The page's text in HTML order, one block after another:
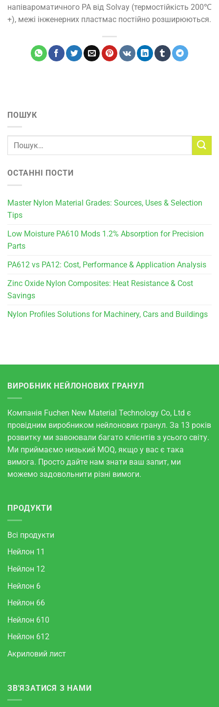
напівароматичного PA від Solvay (термостійкість 200℃
+), межі інженерних пластмас постійно розширюються.
ПОШУК
ОСТАННІ ПОСТИ
Master Nylon Material Grades: Sources, Uses & Selection
Tips
Low Moisture PA610 Mods 1.2% Absorption for Precision
Parts
PA612 vs PA12: Cost, Performance & Application Analysis
Zinc Oxide Nylon Composites: Heat Resistance & Cost
Savings
Nylon Profiles Solutions for Machinery, Cars and Buildings
ВИРОБНИК НЕЙЛОНОВИХ ГРАНУЛ
Компанія Fuchen New Material Technology Co, Ltd є
провідним виробником нейлонових гранул. За 13 років
розвитку ми завоювали багато клієнтів з усього світу.
Ми приймаємо низький MOQ, якщо у вас є така
вимога. Просто дайте нам знати ваш запит, ми
можемо задовольнити різні вимоги.
ПРОДУКТИ
Всі продукти
Нейлон 11
Нейлон 12
Нейлон 6
Нейлон 66
Нейлон 610
Нейлон 612
Акриловий лист
ЗВ'ЯЗАТИСЯ З НАМИ